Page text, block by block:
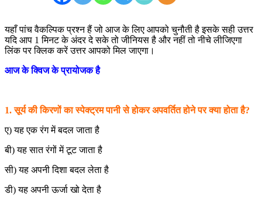
यहाँ पांच वैकल्पिक प्रश्न हैं जो आज के लिए आपको चुनौती है इसके सही उत्तर
यदि आप 1 मिनट के अंदर दे सके तो जीनियस है और नहीं तो नीचे लीजिएगा
लिंक पर क्लिक करें उत्तर आपको मिल जाएगा।
आज के क्विज के प्रायोजक है
1. सूर्य की किरणों का स्पेक्ट्रम पानी से होकर अपवर्तित होने पर क्या होता है?
ए) यह एक रंग में बदल जाता है
बी) यह सात रंगों में टूट जाता है
सी) यह अपनी दिशा बदल लेता है
डी) यह अपनी ऊर्जा खो देता है